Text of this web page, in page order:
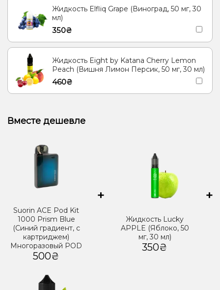
Жидкость Elfliq Grape (Виноград, 50 мг, 30
мл)
350₴
Жидкость Eight by Katana Cherry Lemon
Peach (Вишня Лимон Персик, 50 мг, 30 мл)
460₴
Вместе дешевле
Suorin ACE Pod Kit
1000 Prism Blue
(Синий градиент, с
картриджем)
Многоразовый POD
500₴
+
Жидкость Lucky
APPLE (Яблоко, 50
мг, 30 мл)
350₴
+